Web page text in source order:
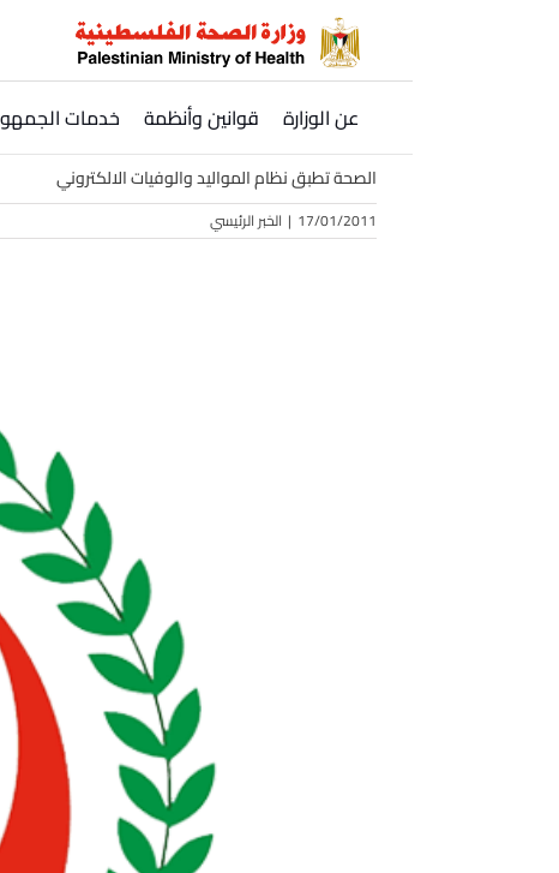
عن الوزارة قوانين وأنظمة خدمات
الصحة تطبق نظام المواليد والوفيات الالكتروني
17/01/2011
| الخبر الرئيسي